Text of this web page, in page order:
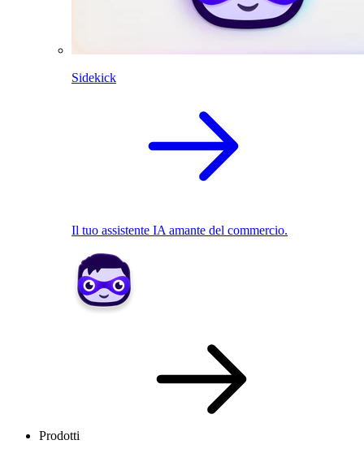
Sidekick
Il tuo assistente IA amante del commercio.
Prodotti